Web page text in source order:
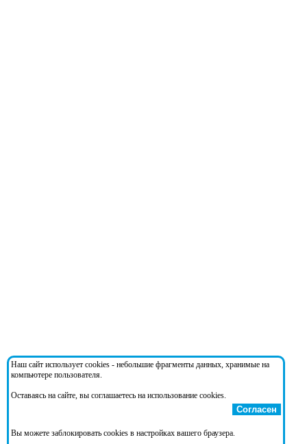
Наш сайт использует cookies - небольшие фрагменты данных, хранимые на
компьютере пользователя.
Оставаясь на сайте, вы соглашаетесь на использование cookies.
Согласен
Вы можете заблокировать cookies в настройках вашего браузера.